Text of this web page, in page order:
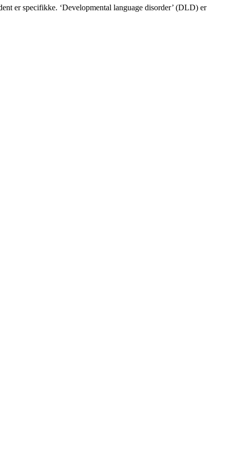
er specifikke. ‘Developmental language disorder’ (DLD) er